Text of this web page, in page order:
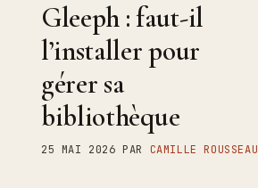
Gleeph : faut-il
l’installer pour
gérer sa
bibliothèque
25 MAI 2026 PAR CAMILLE ROUSSEAU